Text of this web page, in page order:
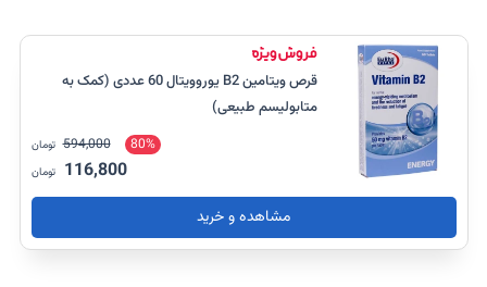
قرص ویتامین B2 یوروویتال 60 عددی (کمک به
متابولیسم طبیعی)
80%
594,000 تومان
116,800 تومان
مشاهده و خرید